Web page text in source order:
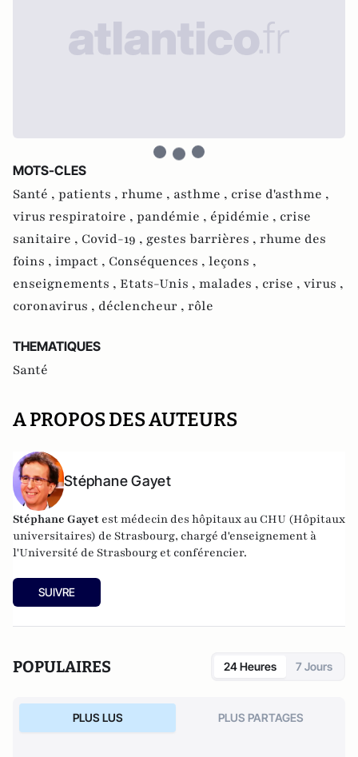
MOTS-CLES
Santé , patients , rhume , asthme , crise d'asthme ,
virus respiratoire , pandémie , épidémie , crise
sanitaire , Covid-19 , gestes barrières , rhume des
foins , impact , Conséquences , leçons ,
enseignements , Etats-Unis , malades , crise , virus ,
coronavirus , déclencheur , rôle
THEMATIQUES
Santé
A PROPOS DES AUTEURS
Stéphane Gayet
Stéphane Gayet est médecin des hôpitaux au CHU (Hôpitaux
universitaires) de Strasbourg, chargé d'enseignement à
l'Université de Strasbourg et conférencier.
SUIVRE
POPULAIRES 24 Heures 7 Jours
PLUS LUS PLUS PARTAGES